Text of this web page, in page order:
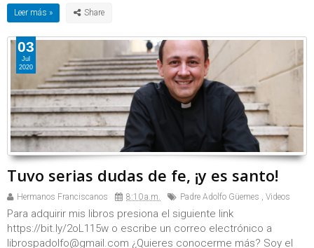
Leer más »
Tuvo serias dudas de fe, ¡y es santo!
Hermanos Franciscanos 8:10 a.m. Padre Adolfo Güemes , Videos
Para adquirir mis libros presiona el siguiente link
https://bit.ly/2oL115w o escribe un correo electrónico a
librospadolfo@gmail.com ¿Quieres conocerme más? Soy el
03
Jul
2020